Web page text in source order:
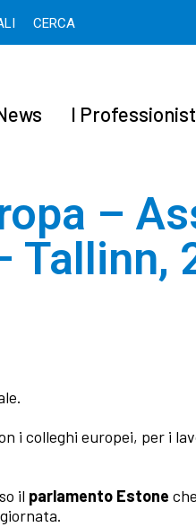
CERCA
I
–
Tallinn,
i colleghi europei, per i
il parlamento Estone